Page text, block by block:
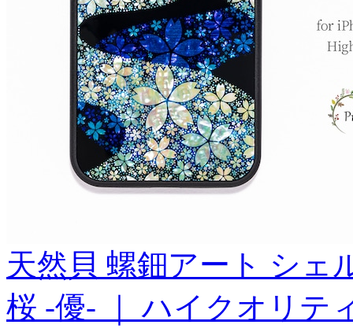
天然貝 螺鈿アート シェ
桜 -優- ｜ ハイクオリテ